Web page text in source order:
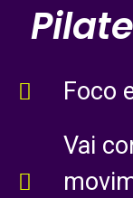
Foco
Vai